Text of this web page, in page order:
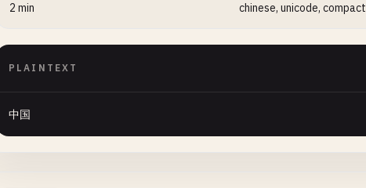
2 min chinese, unicode, compact
PLAINTEXT
中国